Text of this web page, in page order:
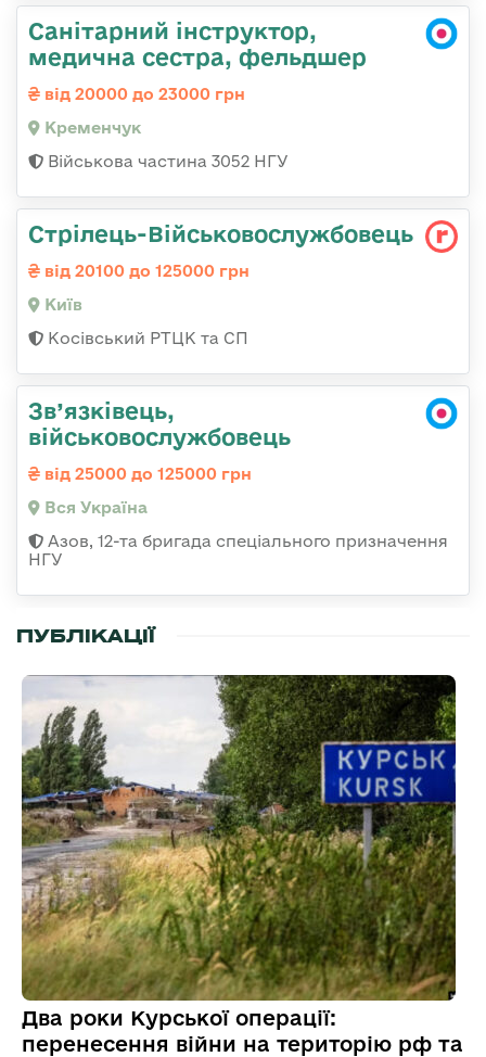
Санітарний інструктор,
медична сестра, фельдшер
від 20000 до 23000 грн
Кременчук
Військова частина 3052 НГУ
Стрілець-Військовослужбовець
від 20100 до 125000 грн
Київ
Косівський РТЦК та СП
Зв’язківець,
військовослужбовець
від 25000 до 125000 грн
Вся Україна
Азов, 12-та бригада спеціального призначення
НГУ
ПУБЛІКАЦІЇ
Два роки Курської операції:
перенесення війни на територію рф та